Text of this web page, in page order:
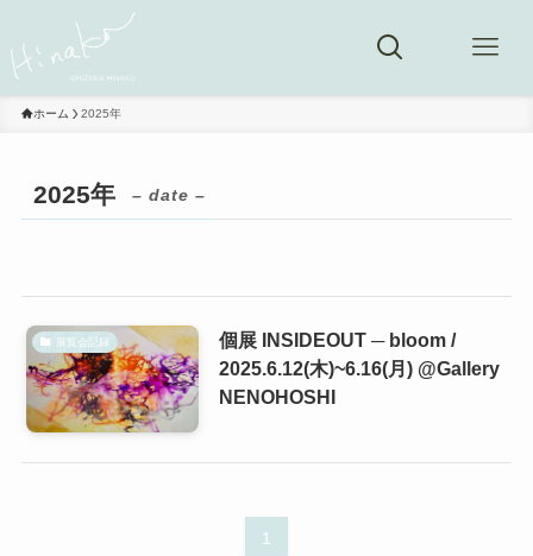
ホーム 2025年
2025年 – date –
展覧会記録
個展 INSIDEOUT ─ bloom /
2025.6.12(木)~6.16(月) @Gallery
NENOHOSHI
1